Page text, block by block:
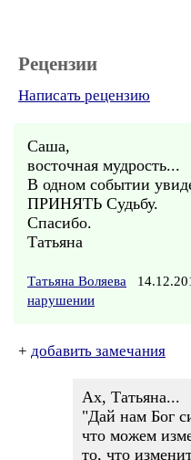
Рецензии
Написать рецензию
Саша,
восточная мудрость...
В одном событии
ПРИНЯТЬ Судьбу.
Спасибо.
Татьяна
Татьяна Воляева
нарушении
+ добавить замечания
Ах, Татьяна...
"Дай нам Бог
что можем
то, что